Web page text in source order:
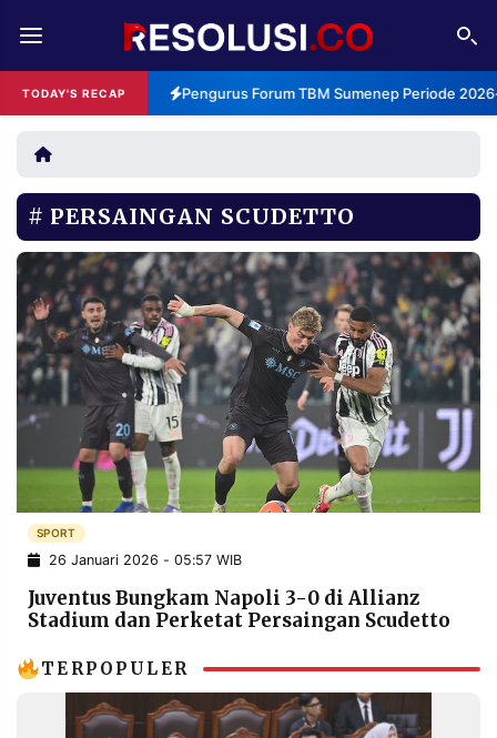
TODAY'S RECAP Pengurus Forum TBM Sumenep Periode
REDAKSI TENTANG
RESOLUSI IKLAN
RUBRIKASI
EDITORIAL AKSARA
FINANSIA PERSONA
DAERAH NASIONAL
MANCA SPORT
INFORMASI
PRIVACY
POLICY
BERITA
WARGA
INFORMASI
IKLAN
KIRIM
PENGADUAN TERM
OF
PERSAINGAN SCUDETTO
SPORT
26 Januari 2026 - 05:57 WIB
Juventus Bungkam Napoli 3-0 di Allianz
Stadium dan Perketat Persaingan Scudetto
TERPOPULER